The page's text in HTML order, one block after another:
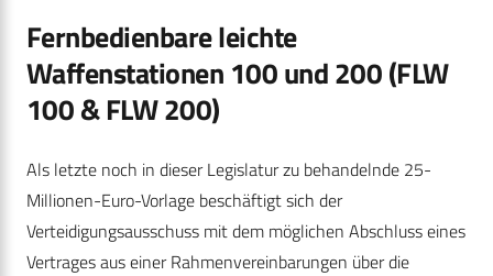
Fernbedienbare leichte
Waffenstationen 100 und 200 (FLW
100 & FLW 200)
Als letzte noch in dieser Legislatur zu behandelnde 25-
Millionen-Euro-Vorlage beschäftigt sich der
Verteidigungsausschuss mit dem möglichen Abschluss eines
Vertrages aus einer Rahmenvereinbarungen über die